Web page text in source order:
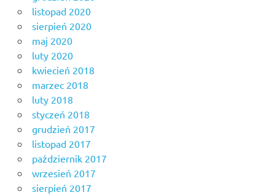
listopad 2020
sierpień 2020
maj 2020
luty 2020
kwiecień 2018
marzec 2018
luty 2018
styczeń 2018
grudzień 2017
listopad 2017
październik 2017
wrzesień 2017
sierpień 2017